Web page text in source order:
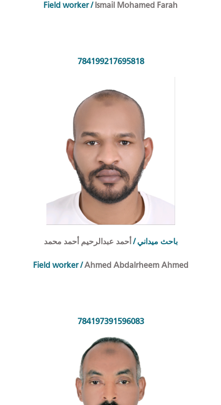
Field worker /Ismail Mohamed Farah
784199217695818
باحث ميداني/أحمد عبدالرحيم أحمد محمد
Field worker /Ahmed Abdalrheem Ahmed
784197391596083